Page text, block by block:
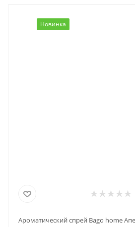
Новинка
Ароматический спрей Bago home